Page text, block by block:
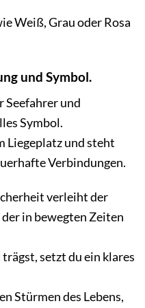
Farben wie
Weiß, Grau oder Rosa
und Symbol.
und
Symbol.
Liegeplatz und steht
Verbindungen.
verleiht der
in bewegten Zeiten
setzt du ein klares